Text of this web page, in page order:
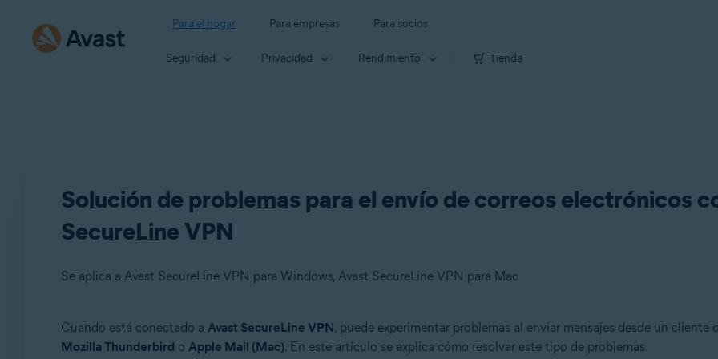
Para el hogar Para empresas Para socios
Seguridad Privacidad Rendimiento Tienda
Solución de problemas para el envío de correos electrónicos
SecureLine VPN
Se aplica a Avast SecureLine VPN para Windows, Avast SecureLine VPN para Mac
Productos:
Cuando está conectado a Avast SecureLine VPN, puede experimentar problemas al enviar mensajes desde un cliente
Mozilla Thunderbird o Apple Mail (Mac). En este artículo se explica cómo resolver este tipo de problemas.